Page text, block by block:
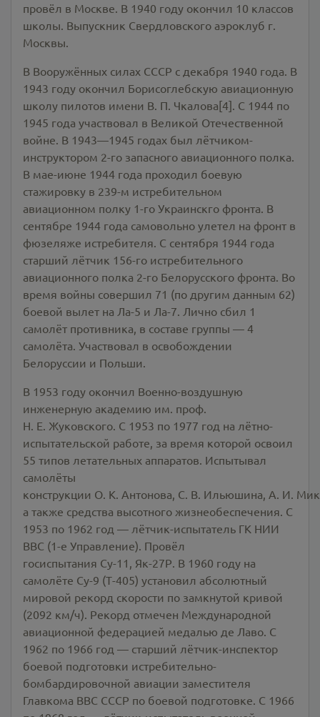
провёл в Москве. В 1940 году окончил 10 классов
школы. Выпускник Свердловского аэроклуб г.
Москвы.
В Вооружённых силах СССР с декабря 1940 года. В
1943 году окончил Борисоглебскую авиационную
школу пилотов имени В. П. Чкалова[4]. С 1944 по
1945 года участвовал в Великой Отечественной
войне. В 1943—1945 годах был лётчиком-
инструктором 2-го запасного авиационного полка.
В мае-июне 1944 года проходил боевую
стажировку в 239-м истребительном
авиационном полку 1-го Украинскго фронта. В
сентябре 1944 года самовольно улетел на фронт в
фюзеляже истребителя. С сентября 1944 года
старший лётчик 156-го истребительного
авиационного полка 2-го Белорусского фронта. Во
время войны совершил 71 (по другим данным 62)
боевой вылет на Ла-5 и Ла-7. Лично сбил 1
самолёт противника, в составе группы — 4
самолёта. Участвовал в освобождении
Белоруссии и Польши.
В 1953 году окончил Военно-воздушную
инженерную академию им. проф.
Н. Е. Жуковского. С 1953 по 1977 год на лётно-
испытательской работе, за время которой освоил
55 типов летательных аппаратов. Испытывал
самолёты
конструкции О. К. Антонова, С. В. Ильюшина, А. И.
а также средства высотного жизнеобеспечения. С
1953 по 1962 год — лётчик-испытатель ГК НИИ
ВВС (1-е Управление). Провёл
госиспытания Су-11, Як-27Р. В 1960 году на
самолёте Су-9 (Т-405) установил абсолютный
мировой рекорд скорости по замкнутой кривой
(2092 км/ч). Рекорд отмечен Международной
авиационной федерацией медалью де Лаво. С
1962 по 1966 год — старший лётчик-инспектор
боевой подготовки истребительно-
бомбардировочной авиации заместителя
Главкома ВВС СССР по боевой подготовке. С 1966